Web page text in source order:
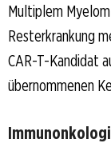
Multiplem
Resterkrankung
CAR-T-Kandidat
übernommenen